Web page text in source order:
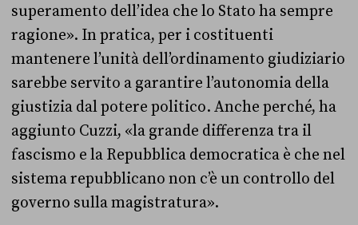
superamento dell’idea che lo Stato ha sempre
ragione». In pratica, per i costituenti
mantenere l’unità dell’ordinamento giudiziario
sarebbe servito a garantire l’autonomia della
giustizia dal potere politico. Anche perché, ha
aggiunto Cuzzi, «la grande differenza tra il
fascismo e la Repubblica democratica è che nel
sistema repubblicano non c’è un controllo del
governo sulla magistratura».